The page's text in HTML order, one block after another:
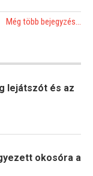
Még több bejegyzés...
lejátszót és az
okosóra a